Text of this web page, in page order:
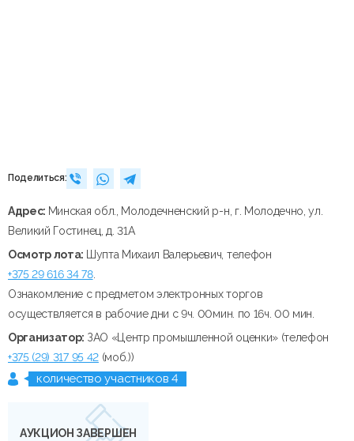
Поделиться:
Адрес: Минская обл., Молодечненский р-н, г. Молодечно, ул.
Великий Гостинец, д. 31А
Осмотр лота: Шупта Михаил Валерьевич, телефон
+375 29 616 34 78.
Ознакомление с предметом электронных торгов
осуществляется в рабочие дни с 9ч. 00мин. по 16ч. 00 мин.
Организатор: ЗАО «Центр промышленной оценки» (телефон
+375 (29) 317 95 42(моб.))
количество участников 4
АУКЦИОН ЗАВЕРШЕН